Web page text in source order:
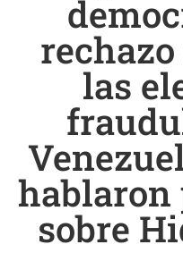
rechazo
las
hablaron
sobre